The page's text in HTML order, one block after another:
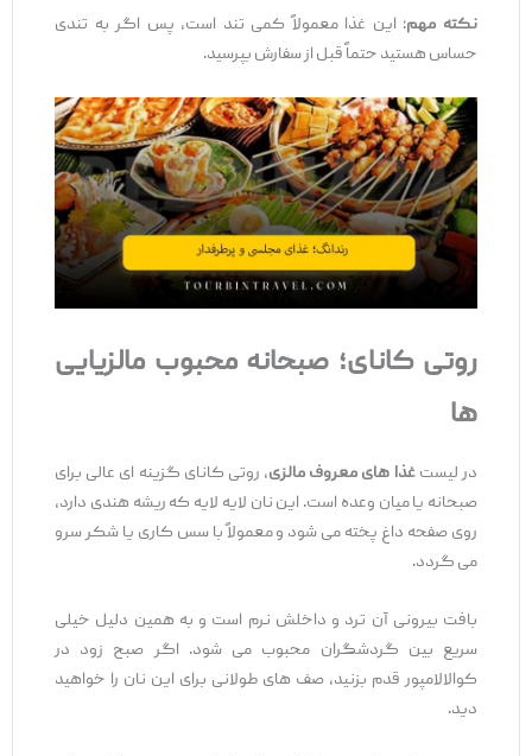
نکته مهم: این غذا معمولاً کمی تند است، پس اگر به تندی
حساس هستید حتماً قبل از سفارش بپرسید.
روتی کانای؛ صبحانه محبوب مالزیایی‌
ها
در لیستغذا های معروف مالزی، روتی کانای گزینه ‌ای عالی برای
صبحانه یا میان ‌وعده است. این نان لایه ‌لایه که ریشه هندی دارد،
روی صفحه داغ پخته می‌ شود و معمولاً با سس کاری یا شکر سرو
می‌ گردد.
بافت بیرونی آن ترد و داخلش نرم است و به همین دلیل خیلی
سریع بین گردشگران محبوب می ‌شود. اگر صبح زود در
کوالالامپور قدم بزنید، صف ‌های طولانی برای این نان را خواهید
دید.